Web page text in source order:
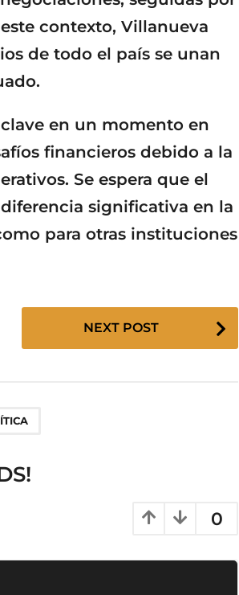
contexto, Villanueva
de todo el país se unan
en un momento en
financieros debido a la
Se espera que el
significativa en la
para otras instituciones
NEXT POST
0